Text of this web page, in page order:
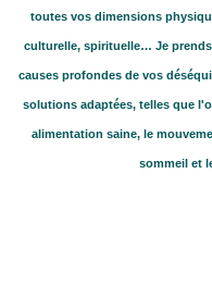
toutes vos dimensions
culturelle, spirituelle… Je
causes profondes de vos
solutions adaptées, telles que
alimentation saine, le
sommeil et